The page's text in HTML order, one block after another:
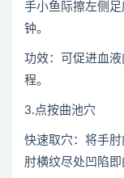
手小鱼际擦左侧
钟。
功效：可促进血
程。
3.点按曲池穴
快速取穴：将手
肘横纹尽处凹陷即